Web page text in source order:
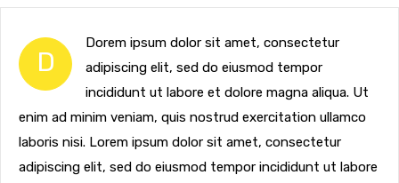
D
Dorem ipsum dolor sit amet, consectetur
adipiscing elit, sed do eiusmod tempor
incididunt ut labore et dolore magna aliqua. Ut
enim ad minim veniam, quis nostrud exercitation ullamco
laboris nisi. Lorem ipsum dolor sit amet, consectetur
adipiscing elit, sed do eiusmod tempor incididunt ut labore